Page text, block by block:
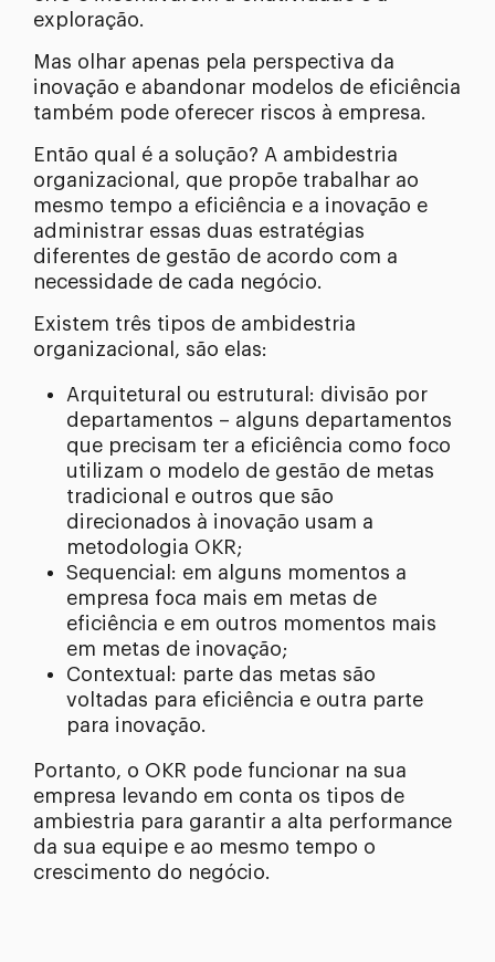
exploração.
Mas olhar apenas pela perspectiva da
inovação e abandonar modelos de eficiência
também pode oferecer riscos à empresa.
Então qual é a solução? A ambidestria
organizacional, que propõe trabalhar ao
mesmo tempo a eficiência e a inovação e
administrar essas duas estratégias
diferentes de gestão de acordo com a
necessidade de cada negócio.
Existem três tipos de ambidestria
organizacional, são elas:
Arquitetural ou estrutural: divisão por
departamentos – alguns departamentos
que precisam ter a eficiência como foco
utilizam o modelo de gestão de metas
tradicional e outros que são
direcionados à inovação usam a
metodologia OKR;
Sequencial: em alguns momentos a
empresa foca mais em metas de
eficiência e em outros momentos mais
em metas de inovação;
Contextual: parte das metas são
voltadas para eficiência e outra parte
para inovação.
Portanto, o OKR pode funcionar na sua
empresa levando em conta os tipos de
ambiestria para garantir a alta performance
da sua equipe e ao mesmo tempo o
crescimento do negócio.